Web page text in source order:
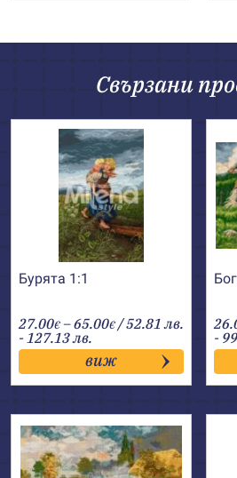
Свързани
Бурята 1:1
27.00€ –65.00€Price
range:
27.00€
through
65.00€
/ 52.81 лв.
- 127.13 лв.
виж
-